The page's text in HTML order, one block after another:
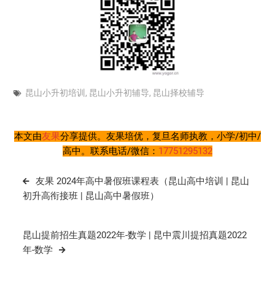
昆山小升初培训 , 昆山小升初辅导, 昆山择校辅导
本文由友果分享提供。友果培优，复旦名师执教，小学/初中/
高中。联系电话/微信： 17751295132
文
章
航
友果 2024年高中暑假班课程表（昆山高中培训 | 昆山
初升高衔接班 | 昆山高中暑假班）
昆山提前招生真题2022年-数学 | 昆中震川提招真题2022
年-数学